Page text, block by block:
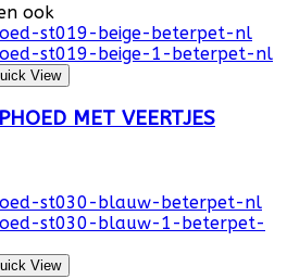
ook
View
MET VEERTJES
View